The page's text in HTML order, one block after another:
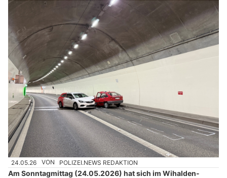
24.05.26 VON POLIZEI.NEWS REDAKTION
Am Sonntagmittag (24.05.2026) hat sich im Wihalden-